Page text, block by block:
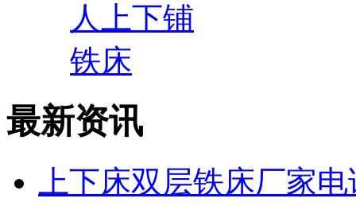
最新资讯
上下床双层铁床厂家